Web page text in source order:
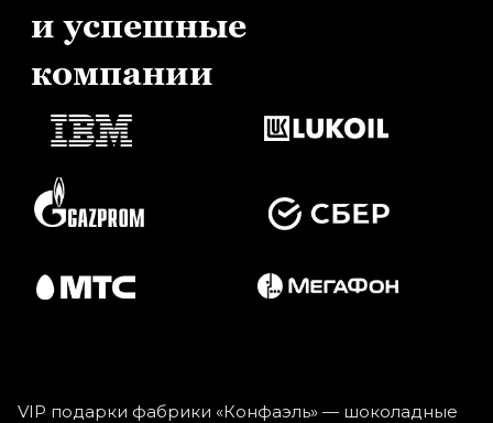
и успешные
компании
VIP подарки фабрики «Конфаэль» — шоколадные